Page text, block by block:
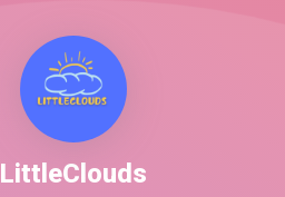
LittleClouds